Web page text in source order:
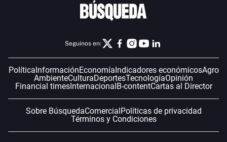
Seguinos en:
Política InformaciónEconomía Indicadores económicosAgro
AmbienteCulturaDeportesTecnologíaOpinión
Financial timesInternacional B-contentCartas al Director
Sobre BúsquedaComercial Políticas de privacidad
Términos y Condiciones